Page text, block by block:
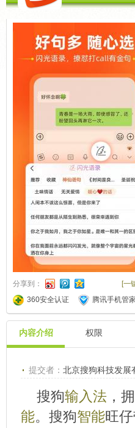
分享到：
[一
360安全认证
腾讯手机管
内容介绍 权限
提交者： 北京搜狗科技发展
搜狗输入法 ，
能。搜狗智能旺